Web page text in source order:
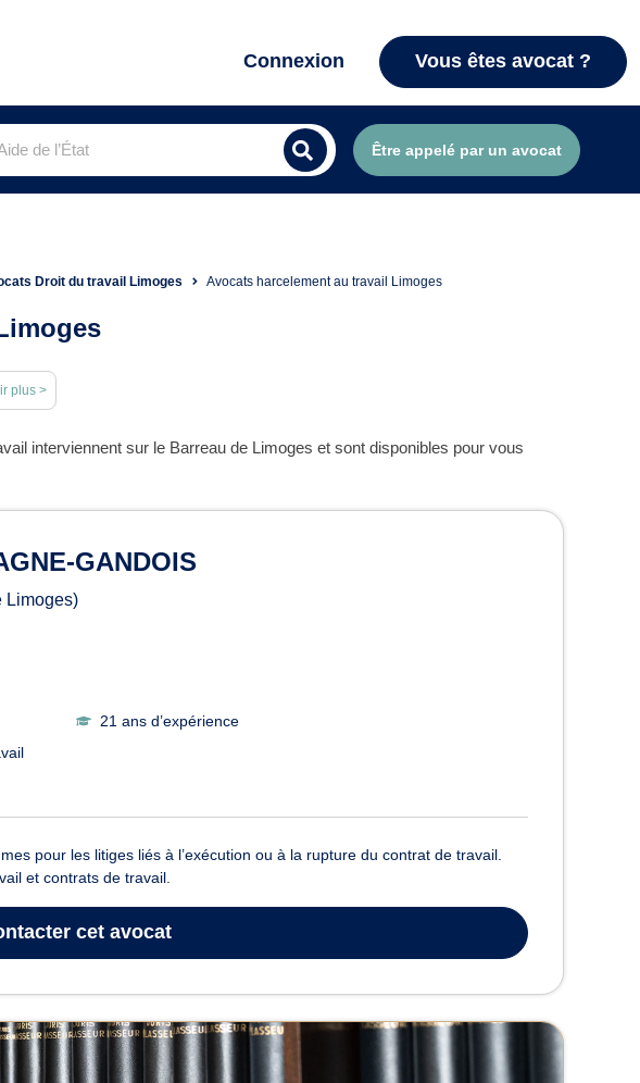
Connexion Vous êtes avocat ?
de l’État Être appelé par un avocat
Droit du travail Limoges Avocats harcelement au travail Limoges
plus >
interviennent sur le Barreau de Limoges et sont disponibles pour vous
travail à Limoges
GANDOIS
Limoges)
21 ans d’expérience
pour les litiges liés à l’exécution ou à la rupture du contrat de travail.
et contrats de travail.
cet avocat